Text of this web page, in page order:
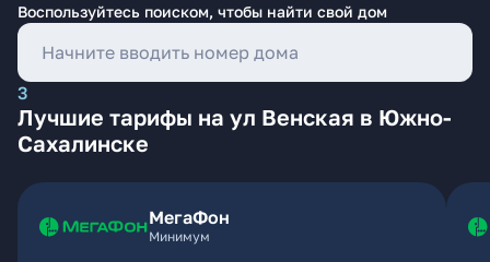
Воспользуйтесь поиском, чтобы найти свой дом
3
Лучшие тарифы на ул Венская в Южно-
Сахалинске
МегаФон
Минимум